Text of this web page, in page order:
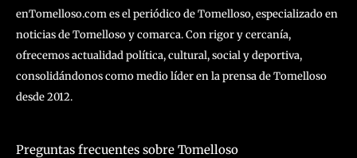
enTomelloso.com es el periódico de Tomelloso, especializado en
noticias de Tomelloso y comarca. Con rigor y cercanía,
ofrecemos actualidad política, cultural, social y deportiva,
consolidándonos como medio líder en la prensa de Tomelloso
desde 2012.
Preguntas frecuentes sobre Tomelloso